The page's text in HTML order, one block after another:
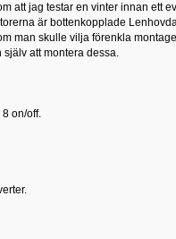
att jag testar en vinter innan ett
är bottenkopplade
man skulle vilja förenkla
att montera dessa.
on/off.